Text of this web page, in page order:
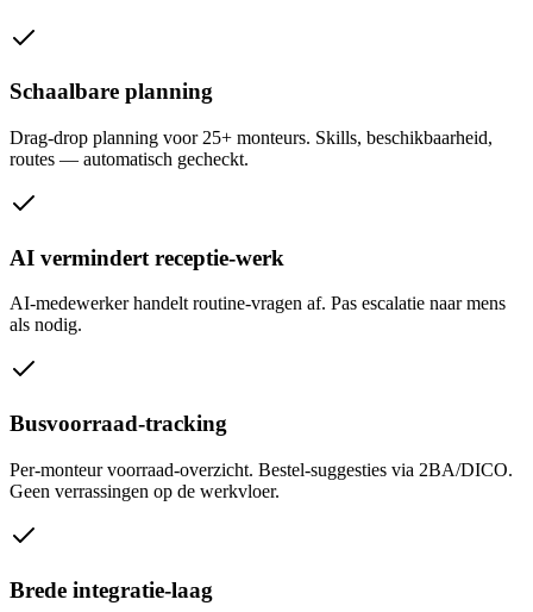
Schaalbare planning
Drag-drop planning voor 25+ monteurs. Skills, beschikbaarheid,
routes — automatisch gecheckt.
AI vermindert receptie-werk
AI-medewerker handelt routine-vragen af. Pas escalatie naar mens
als nodig.
Busvoorraad-tracking
Per-monteur voorraad-overzicht. Bestel-suggesties via 2BA/DICO.
Geen verrassingen op de werkvloer.
Brede integratie-laag